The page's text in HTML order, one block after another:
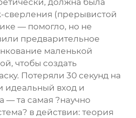
должна была
сверления (прерывистой
— помогло, но не
предварительное
маленькой
чтобы создать
Потеряли 30 секунд на
идеальный вход и
— та самая ?научно
в действии: теория